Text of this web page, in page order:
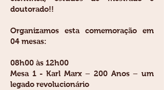
doutorado!!
Organizamos esta comemoração em
04 mesas:
08h00 às 12h00
Mesa 1 - Karl Marx – 200 Anos – um
legado revolucionário